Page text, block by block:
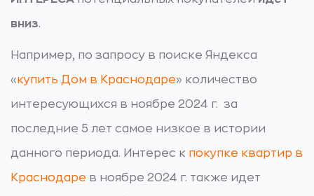
вниз.
Например, по запросу в поиске Яндекса
«купить Дом в Краснодаре» количество
интересующихся в ноябре 2024 г. за
последние 5 лет самое низкое в истории
данного периода. Интерес к покупке квартир в
Краснодаре в ноябре 2024 г. также идет